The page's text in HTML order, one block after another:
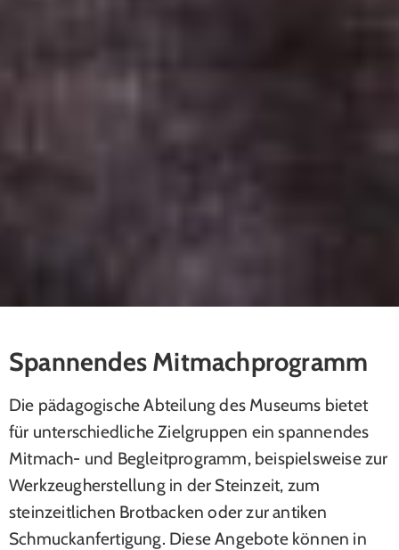
Spannendes Mitmachprogramm
Die pädagogische Abteilung des Museums bietet
für unterschiedliche Zielgruppen ein spannendes
Mitmach- und Begleitprogramm, beispielsweise zur
Werkzeugherstellung in der Steinzeit, zum
steinzeitlichen Brotbacken oder zur antiken
Schmuckanfertigung. Diese Angebote können in